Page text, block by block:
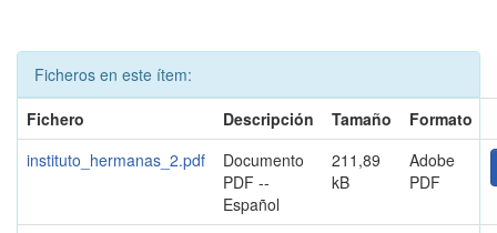
Ficheros en este ítem:
Fichero
Descripción Tamaño
Formato
instituto_hermanas_2.pdf
Documento
PDF --
Español
211,89
kB
Adobe
PDF